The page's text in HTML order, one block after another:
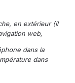
en extérieur (il
web,
dans la
dans